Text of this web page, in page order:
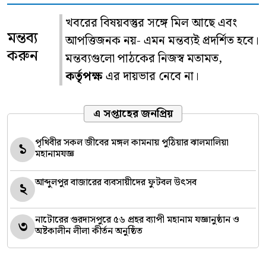
মন্তব্য
করুন
খবরের বিষয়বস্তুর সঙ্গে মিল আছে এবং
আপত্তিজনক নয়- এমন মন্তব্যই প্রদর্শিত হবে।
মন্তব্যগুলো পাঠকের নিজস্ব মতামত,
কর্তৃপক্ষএর দায়ভার নেবে না।
এ সপ্তাহের জনপ্রিয়
১ পৃথিবীর সকল জীবের মঙ্গল কামনায় পুঠিয়ার ঝালমালিয়া
মহানামযজ্ঞ
২ আব্দুলপুর বাজারের ব্যবসায়ীদের ফুটবল উৎসব
৩ নাটোরের গুরদাসপুরে ৫৬ প্রহর ব্যাপী মহানাম যজ্ঞানুষ্ঠান ও
অষ্টকালীন লীলা কীর্তন অনুষ্ঠিত